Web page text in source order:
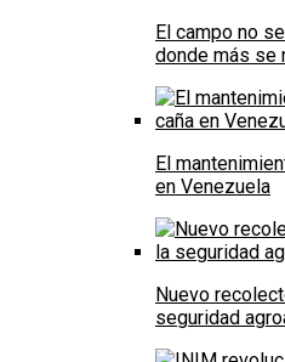
El campo no
donde más se
El
en Venezuela
Nuevo
seguridad